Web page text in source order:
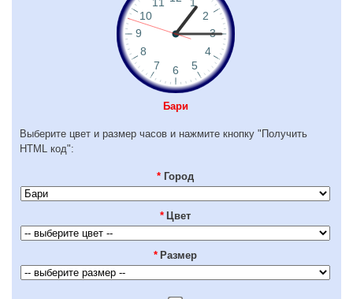
Бари
Выберите цвет и размер часов и нажмите кнопку "Получить
HTML код":
* Город
* Цвет
* Размер